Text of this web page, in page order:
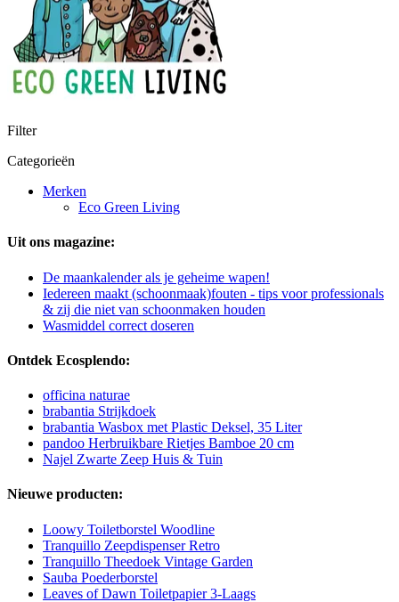
Filter
Categorieën
Merken
Eco Green Living
Uit ons magazine:
De maankalender als je geheime wapen!
Iedereen maakt (schoonmaak)fouten - tips voor professionals
& zij die niet van schoonmaken houden
Wasmiddel correct doseren
Ontdek Ecosplendo:
officina naturae
brabantia Strijkdoek
brabantia Wasbox met Plastic Deksel, 35 Liter
pandoo Herbruikbare Rietjes Bamboe 20 cm
Najel Zwarte Zeep Huis & Tuin
Nieuwe producten:
Loowy Toiletborstel Woodline
Tranquillo Zeepdispenser Retro
Tranquillo Theedoek Vintage Garden
Sauba Poederborstel
Leaves of Dawn Toiletpapier 3-Laags